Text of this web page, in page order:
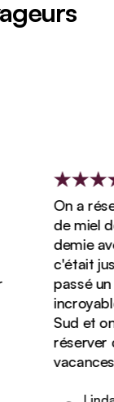
On a réservé
de miel de 3
demie avec
c'était juste
passé un séjour
incroyable en
Sud et on va
réserver
vacances